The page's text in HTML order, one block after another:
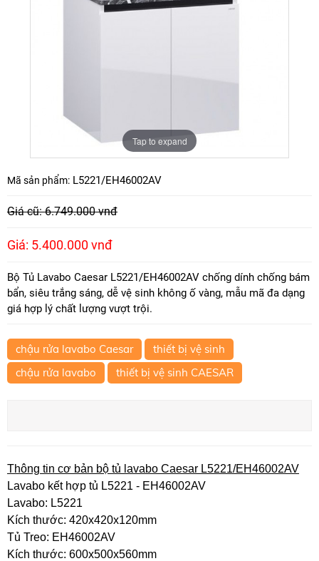
Tap to expand
Mã sản phẩm: L5221/EH46002AV
Giá cũ: 6.749.000 vnđ
Giá: 5.400.000 vnđ
Bộ Tủ Lavabo Caesar L5221/EH46002AV chống dính chống bám
bẩn, siêu trắng sáng, dễ vệ sinh không ố vàng, mẫu mã đa dạng
giá hợp lý chất lượng vượt trội.
chậu rửa lavabo Caesar
thiết bị vệ sinh
chậu rửa lavabo
thiết bị vệ sinh CAESAR
Thông tin cơ bản bộ tủ lavabo Caesar L5221/EH46002AV
Lavabo kết hợp tủ L5221 - EH46002AV
Lavabo: L5221
Kích thước: 420x420x120mm
Tủ Treo: EH46002AV
Kích thước: 600x500x560mm